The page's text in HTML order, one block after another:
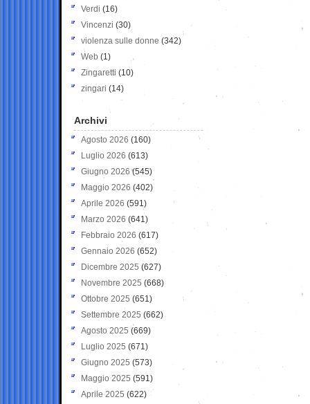
Verdi (16)
Vincenzi (30)
violenza sulle donne (342)
Web (1)
Zingaretti (10)
zingari (14)
Archivi
Agosto 2026 (160)
Luglio 2026 (613)
Giugno 2026 (545)
Maggio 2026 (402)
Aprile 2026 (591)
Marzo 2026 (641)
Febbraio 2026 (617)
Gennaio 2026 (652)
Dicembre 2025 (627)
Novembre 2025 (668)
Ottobre 2025 (651)
Settembre 2025 (662)
Agosto 2025 (669)
Luglio 2025 (671)
Giugno 2025 (573)
Maggio 2025 (591)
Aprile 2025 (622)